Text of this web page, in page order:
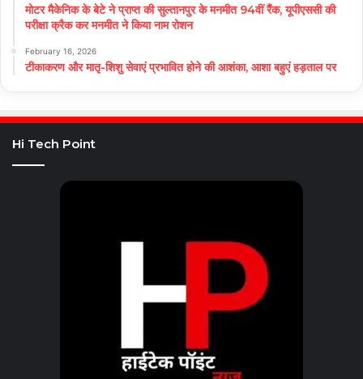
मोटर मैकेनिक के बेटे ने प्राप्त की सुल्तानपुर के मनमीत 94वीं रैंक, यूपीएससी की
परीक्षा क्रैक कर मनमीत ने किया नाम रोशन
February 16, 2026
टीकाकरण और मातृ-शिशु सेवाएं प्रभावित होने की आशंका, आशा बहुएं हड़ताल पर
Hi Tech Point